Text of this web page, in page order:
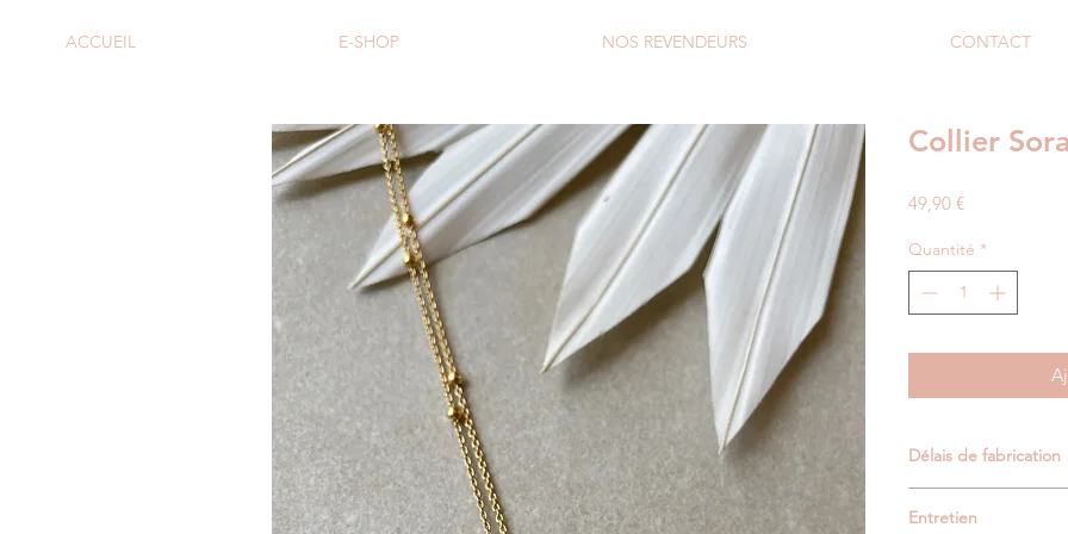
ACCUEIL E-SHOP NOS REVENDEURS CONTACT
Collier
49,90 €Prix
Quantité *
Délais de fabrication
d'oreilles.
Entretien